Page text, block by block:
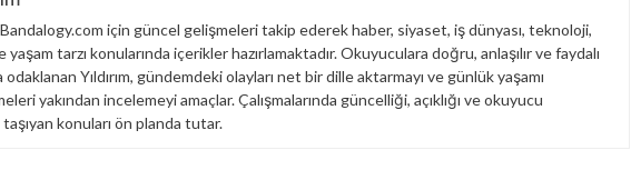
Bandalogy.com için güncel gelişmeleri takip ederek haber, siyaset, iş dünyası, teknoloji,
tarzı konularında içerikler hazırlamaktadır. Okuyuculara doğru, anlaşılır ve faydalı
Yıldırım, gündemdeki olayları net bir dille aktarmayı ve günlük yaşamı
yakından incelemeyi amaçlar. Çalışmalarında güncelliği, açıklığı ve okuyucu
taşıyan konuları ön planda tutar.